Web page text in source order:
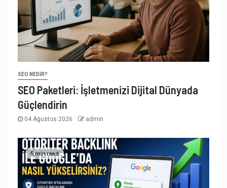
SEO NEDIR?
SEO Paketleri: İşletmenizi Dijital Dünyada
Güçlendirin
04 Ağustos 2026 admin
5 min read